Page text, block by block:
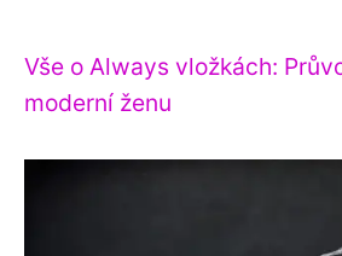
Vše o Always vložkách:
moderní ženu